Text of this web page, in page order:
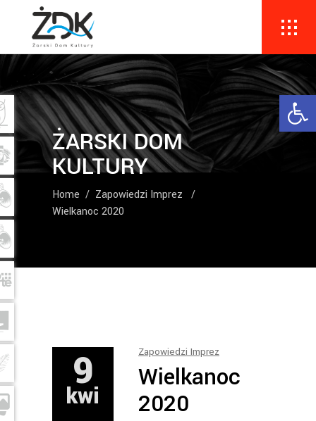
ŻARSKI DOM
KULTURY
Home / Zapowiedzi Imprez
/
Wielkanoc 2020
9
kwi
Zapowiedzi Imprez
Wielkanoc
2020